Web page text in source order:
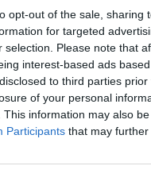
opt-out of the sale,
for targeted
selection. Please note that
interest-based ads
to third parties
of your personal
This information may also
Participants that may further
projektiniuose
metu iš
išgaudymas ir
asociacija "Salantų